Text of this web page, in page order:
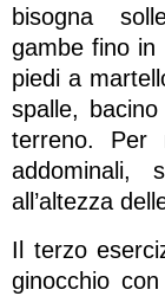
bisogna
gambe fino in
piedi a
spalle,
terreno. Per
addominali,
all’altezza
Il terzo
ginocchio